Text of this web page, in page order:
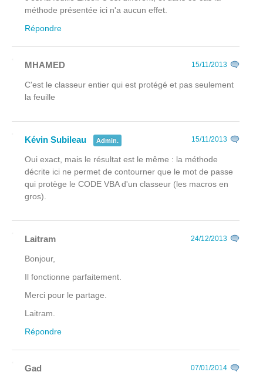
méthode présentée ici n'a aucun effet.
Répondre
MHAMED 15/11/2013
C'est le classeur entier qui est protégé et pas seulement
la feuille
Kévin Subileau Admin. 15/11/2013
Oui exact, mais le résultat est le même : la méthode
décrite ici ne permet de contourner que le mot de passe
qui protège le CODE VBA d'un classeur (les macros en
gros).
Laitram 24/12/2013
Bonjour,
Il fonctionne parfaitement.
Merci pour le partage.
Laitram.
Répondre
Gad 07/01/2014